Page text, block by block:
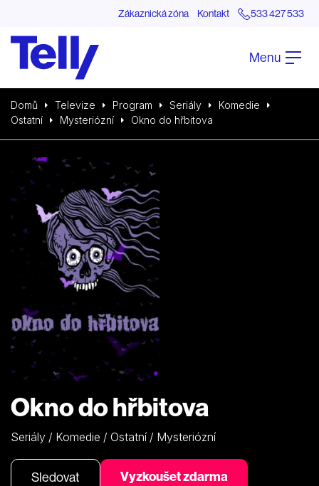
Zákaznická zóna Kontakt 533 427 533
Menu
Domů Televize Program Seriály
Komedie
Ostatní
Mysteriózní Okno do hřbitova
Okno do hřbitova
Seriály / Komedie / Ostatní / Mysteriózní
Sledovat Vyzkoušet zdarma